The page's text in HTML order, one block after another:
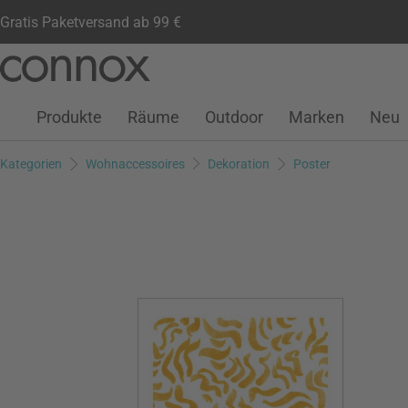
Gratis Paketversand ab 99 €
Seiteninhalt
Suchfeld
Kundenkonto
Wunschliste
Warenkorb
Produkte Räume Outdoor Marken Neu
Kategorien Wohnaccessoires Dekoration Poster